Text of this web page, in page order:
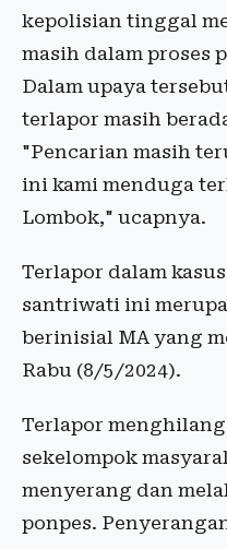
kepolisian tinggal
masih dalam proses
Dalam upaya
terlapor masih
"Pencarian masih
ini kami menduga
Lombok," ucapnya.
Terlapor dalam
santriwati ini
berinisial MA yang
Rabu (8/5/2024).
Terlapor
sekelompok
menyerang dan
ponpes.